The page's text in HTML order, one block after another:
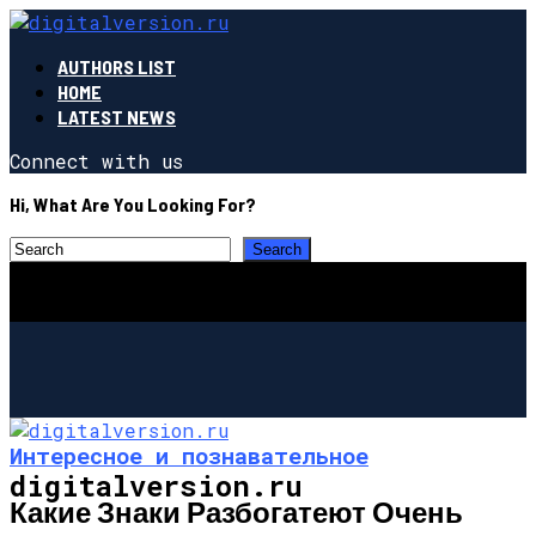
AUTHORS LIST
HOME
LATEST NEWS
Connect with us
Hi, What Are You Looking For?
digitalversion.ru
Интересное и познавательное
Какие Знаки Разбогатеют Очень